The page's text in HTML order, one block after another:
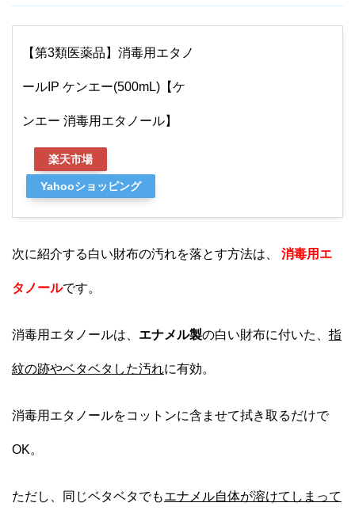
【第3類医薬品】消毒用エタノ
ールIP ケンエー(500mL)【ケ
ンエー 消毒用エタノール】
楽天市場
Yahooショッピング
次に紹介する白い財布の汚れを落とす方法は、 消毒用エ
タノールです。
消毒用エタノールは、 エナメル製の白い財布に付いた、 指
紋の跡やベタベタした汚れに有効。
消毒用エタノールをコットンに含ませて拭き取るだけで
OK。
ただし、同じベタベタでもエナメル自体が溶けてしまって